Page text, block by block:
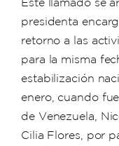
presidenta
retorno a las
para la misma
estabilización
enero, cuando
de Venezuela,
Cilia Flores, por